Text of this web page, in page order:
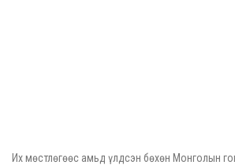
Их мөстлөгөөс амьд үлдсэн бөхөн Монголын